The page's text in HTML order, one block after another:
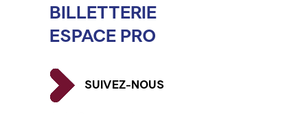
BILLETTERIE
ESPACE PRO
SUIVEZ-NOUS